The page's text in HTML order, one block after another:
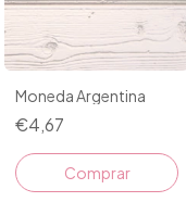
Moneda Argentina
€4,67
Comprar